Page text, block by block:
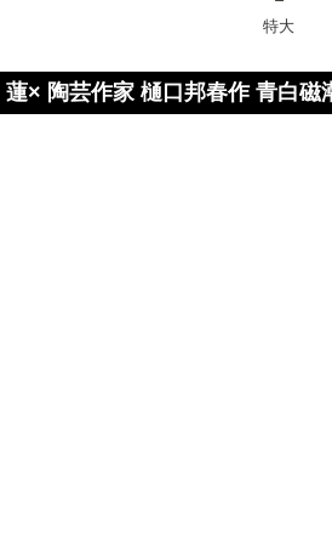
特大
蓮× 陶芸作家 樋口邦春作 青白磁